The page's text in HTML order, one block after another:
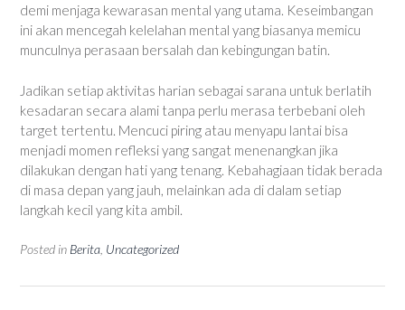
demi menjaga kewarasan mental yang utama. Keseimbangan
ini akan mencegah kelelahan mental yang biasanya memicu
munculnya perasaan bersalah dan kebingungan batin.
Jadikan setiap aktivitas harian sebagai sarana untuk berlatih
kesadaran secara alami tanpa perlu merasa terbebani oleh
target tertentu. Mencuci piring atau menyapu lantai bisa
menjadi momen refleksi yang sangat menenangkan jika
dilakukan dengan hati yang tenang. Kebahagiaan tidak berada
di masa depan yang jauh, melainkan ada di dalam setiap
langkah kecil yang kita ambil.
Posted in Berita Uncategorized